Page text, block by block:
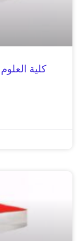
كلية